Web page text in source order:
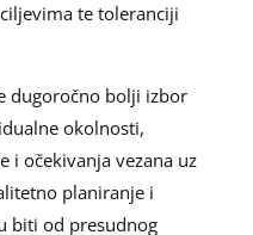
te toleranciji
dugoročno bolji izbor
okolnosti,
i očekivanja vezana uz
planiranje i
biti od presudnog